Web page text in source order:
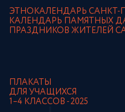
ЭТНОКАЛЕНДАРЬ САНКТ-
КАЛЕНДАРЬ ПАМЯТНЫХ
ПРАЗДНИКОВ ЖИТЕЛЕЙ
ПЛАКАТЫ
ДЛЯ УЧАЩИХСЯ
1–4 КЛАССОВ - 2025